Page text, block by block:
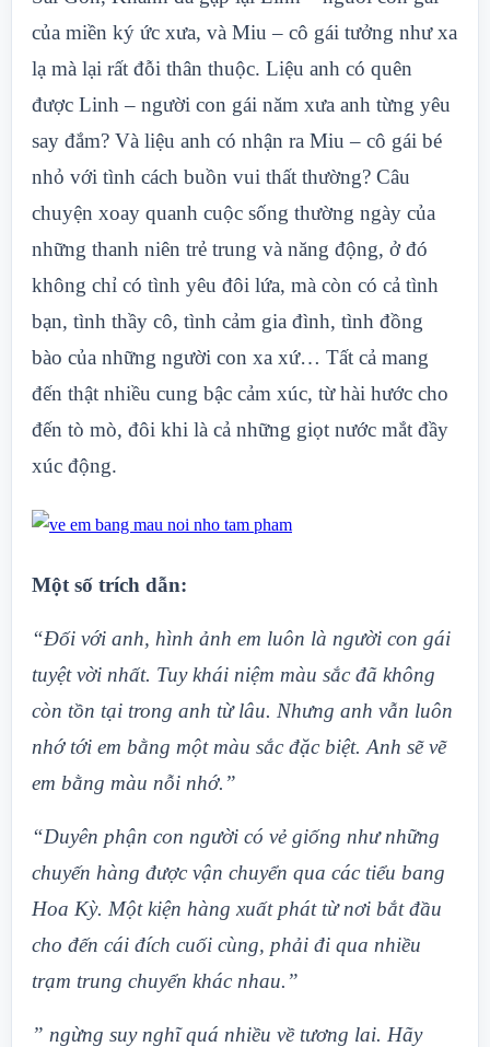
của miền ký ức xưa, và Miu – cô gái tưởng như xa
lạ mà lại rất đỗi thân thuộc. Liệu anh có quên
được Linh – người con gái năm xưa anh từng yêu
say đắm? Và liệu anh có nhận ra Miu – cô gái bé
nhỏ với tình cách buồn vui thất thường? Câu
chuyện xoay quanh cuộc sống thường ngày của
những thanh niên trẻ trung và năng động, ở đó
không chỉ có tình yêu đôi lứa, mà còn có cả tình
bạn, tình thầy cô, tình cảm gia đình, tình đồng
bào của những người con xa xứ… Tất cả mang
đến thật nhiều cung bậc cảm xúc, từ hài hước cho
đến tò mò, đôi khi là cả những giọt nước mắt đầy
xúc động.
Một số trích dẫn:
“Đối với anh, hình ảnh em luôn là người con gái
tuyệt vời nhất. Tuy khái niệm màu sắc đã không
còn tồn tại trong anh từ lâu. Nhưng anh vẫn luôn
nhớ tới em bằng một màu sắc đặc biệt. Anh sẽ vẽ
em bằng màu nỗi nhớ.”
“Duyên phận con người có vẻ giống như những
chuyến hàng được vận chuyển qua các tiểu bang
Hoa Kỳ. Một kiện hàng xuất phát từ nơi bắt đầu
cho đến cái đích cuối cùng, phải đi qua nhiều
trạm trung chuyển khác nhau.”
” ngừng suy nghĩ quá nhiều về tương lai. Hãy